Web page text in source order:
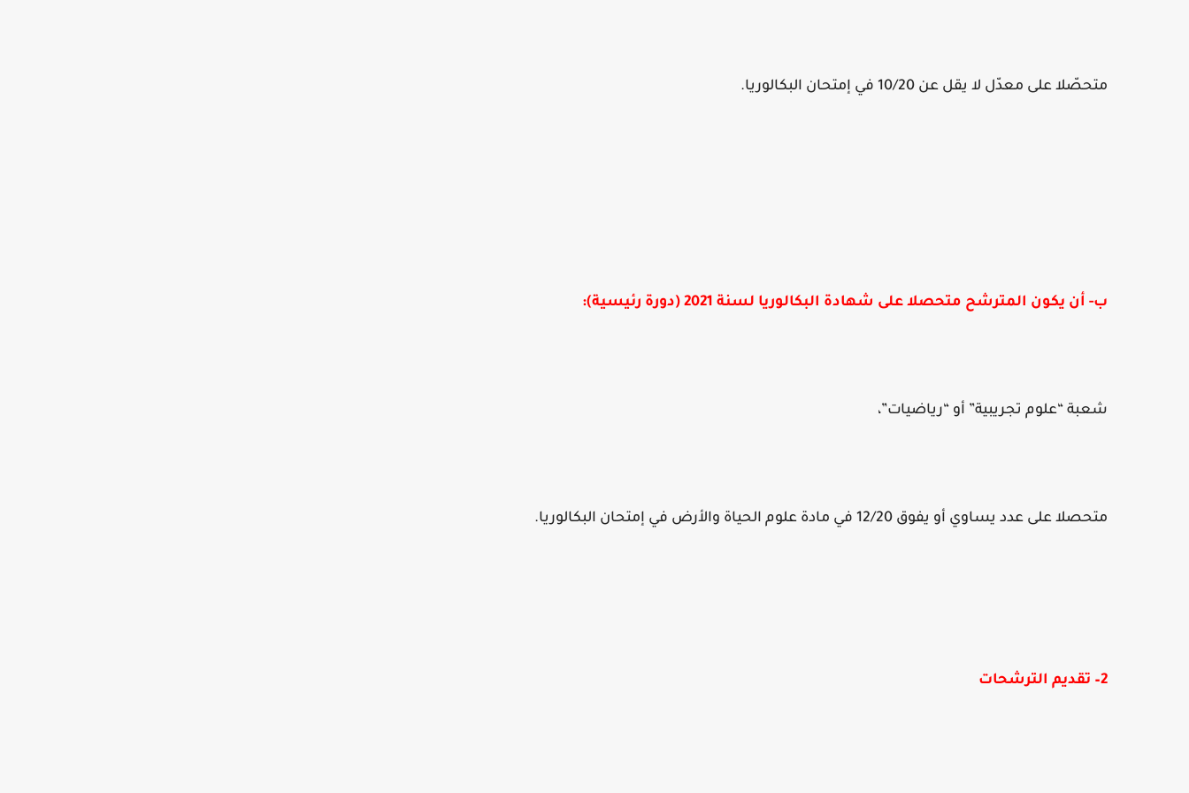
متحصّلا على معدّل لا يقل عن 10/20 في إمتحان البكالوريا.
ب- أن يكون المترشح متحصلا على شهادة البكالوريا لسنة 2021 (دورة رئيسية):
شعبة “علوم تجريبية” أو “رياضيات”،
متحصلا على عدد يساوي أو يفوق 12/20 في مادة علوم الحياة والأرض في إمتحان البكالوريا.
2– تقديم الترشحات